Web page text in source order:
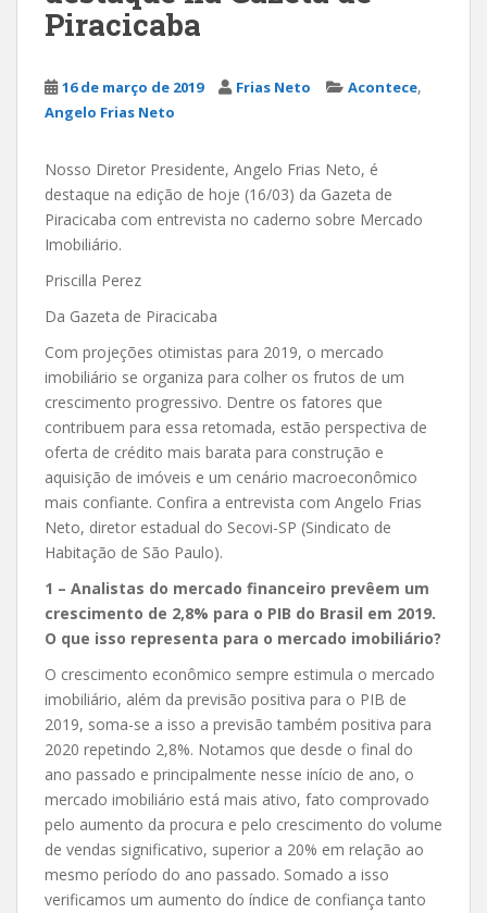
Piracicaba
16 de março de 2019 Frias Neto Acontece,
Angelo Frias Neto
Nosso Diretor Presidente, Angelo Frias Neto, é
destaque na edição de hoje (16/03) da Gazeta de
Piracicaba com entrevista no caderno sobre Mercado
Imobiliário.
Priscilla Perez
Da Gazeta de Piracicaba
Com projeções otimistas para 2019, o mercado
imobiliário se organiza para colher os frutos de um
crescimento progressivo. Dentre os fatores que
contribuem para essa retomada, estão perspectiva de
oferta de crédito mais barata para construção e
aquisição de imóveis e um cenário macroeconômico
mais confiante. Confira a entrevista com Angelo Frias
Neto, diretor estadual do Secovi-SP (Sindicato de
Habitação de São Paulo).
1 – Analistas do mercado financeiro prevêem um
crescimento de 2,8% para o PIB do Brasil em 2019.
O que isso representa para o mercado imobiliário?
O crescimento econômico sempre estimula o mercado
imobiliário, além da previsão positiva para o PIB de
2019, soma-se a isso a previsão também positiva para
2020 repetindo 2,8%. Notamos que desde o final do
ano passado e principalmente nesse início de ano, o
mercado imobiliário está mais ativo, fato comprovado
pelo aumento da procura e pelo crescimento do volume
de vendas significativo, superior a 20% em relação ao
mesmo período do ano passado. Somado a isso
verificamos um aumento do índice de confiança tanto